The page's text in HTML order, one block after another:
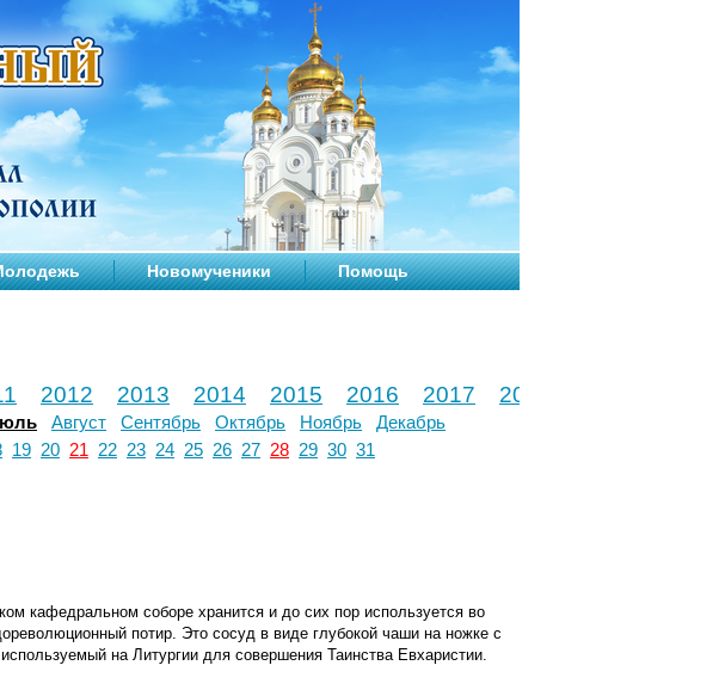
Новомученики Помощь
2012 2013 2014 2015 2016 2017 2018
Август Сентябрь Октябрь Ноябрь
Декабрь
19 20 21 22 23 24 25 26 27 28 29 30 31
кафедральном соборе хранится и до сих пор используется во
потир. Это сосуд в виде глубокой чаши на ножке с
на Литургии для совершения Таинства Евхаристии.